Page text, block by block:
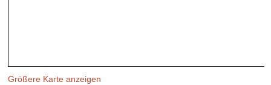
Größere Karte anzeigen